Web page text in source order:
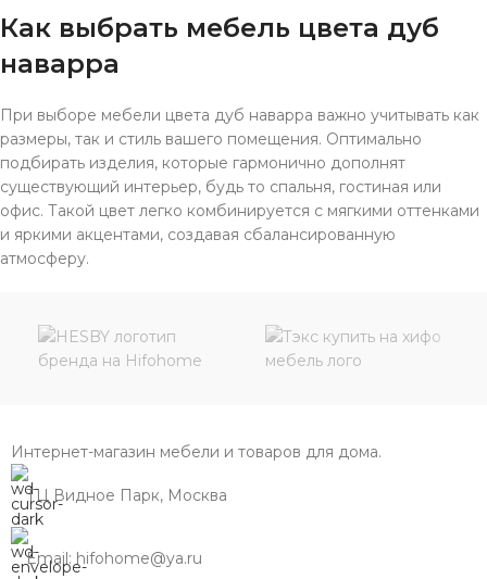
Как выбрать мебель цвета дуб
наварра
При выборе мебели цвета дуб наварра важно учитывать как
размеры, так и стиль вашего помещения. Оптимально
подбирать изделия, которые гармонично дополнят
существующий интерьер, будь то спальня, гостиная или
офис. Такой цвет легко комбинируется с мягкими оттенками
и яркими акцентами, создавая сбалансированную
атмосферу.
Интернет-магазин мебели и товаров для дома.
ТЦ Видное Парк, Москва
Email: hifohome@ya.ru